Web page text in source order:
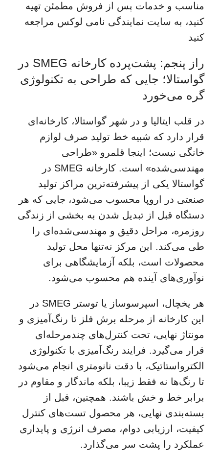
مناسب و خدمات پس از فروش مطمئن تهیه
کنید، به سایت نمایندگی نامی لوکس مراجعه
کنید
راز پنجم: پشت‌پرده کارخانه SMEG در
گواستالا؛ جایی که طراحی به تکنولوژی
گره می‌خورد
در قلب ایتالیا و در شهر گواستالا، کارخانه‌ای
قرار دارد که شبیه خط تولید صرف لوازم
خانگی نیست؛ اینجا قلمرو «طراحی
مهندسی‌شده» است. کارخانه SMEG در
گواستالا یکی از پیشرفته‌ترین مراکز تولید
صنعتی در اروپا محسوب می‌شود، جایی که هر
دستگاه قبل از تبدیل شدن به بخشی از زندگی
روزمره، مراحل دقیق و مهندسی‌شده‌ای را
طی می‌کند. این مرکز نه‌تنها محل تولید
محصولات است، بلکه آزمایشگاهی برای
نوآوری‌های آینده هم محسوب می‌شود.
هر یخچال، اسپرسوساز یا توستر SMEG در
این کارخانه از مرحله برش فلز تا رنگ‌آمیزی و
مونتاژ نهایی، تحت کنترل‌های چندمرحله‌ای
قرار می‌گیرد. فرایند رنگ‌آمیزی با تکنولوژی
الکترواستاتیک، با دقت نانومتری انجام می‌شود
تا رنگ‌ها نه فقط زیبا، بلکه ماندگار و مقاوم در
برابر خط و خش باشند. همچنین، قبل از
بسته‌بندی نهایی، هر محصول تست‌های کنترل
کیفیت، ارزیابی دوام، مصرف انرژی و پایداری
عملکرد را پشت سر می‌گذارد.